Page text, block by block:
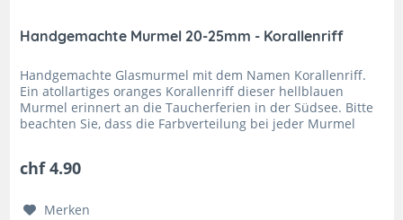
Handgemachte Murmel 20-25mm - Korallenriff
Handgemachte Glasmurmel mit dem Namen Korallenriff.
Ein atollartiges oranges Korallenriff dieser hellblauen
Murmel erinnert an die Taucherferien in der Südsee. Bitte
beachten Sie, dass die Farbverteilung bei jeder Murmel
chf 4.90
Merken